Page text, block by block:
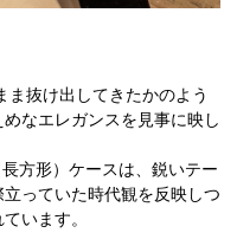
抜け出してきたかのよう
なエレガンスを見事に映し
方形）ケースは、鋭いテー
っていた時代観を反映しつ
います。